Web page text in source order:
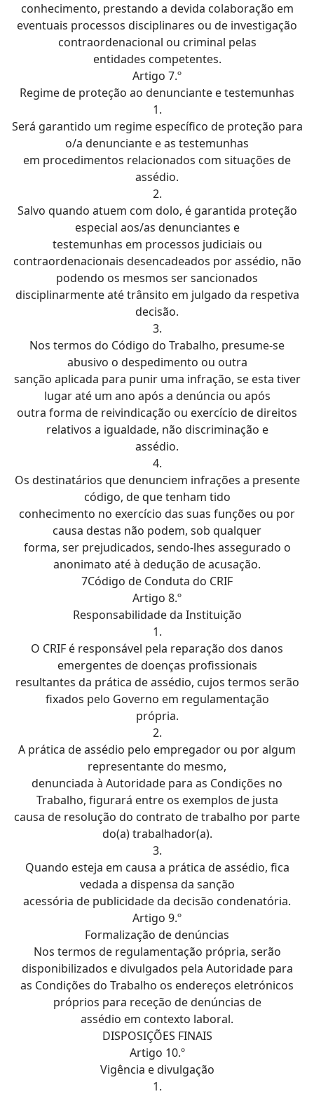
conhecimento, prestando a devida colaboração em
eventuais processos disciplinares ou de investigação
contraordenacional ou criminal pelas
entidades competentes.
Artigo 7.º
Regime de proteção ao denunciante e testemunhas
1.
Será garantido um regime específico de proteção para
o/a denunciante e as testemunhas
em procedimentos relacionados com situações de
assédio.
2.
Salvo quando atuem com dolo, é garantida proteção
especial aos/as denunciantes e
testemunhas em processos judiciais ou
contraordenacionais desencadeados por assédio, não
podendo os mesmos ser sancionados
disciplinarmente até trânsito em julgado da respetiva
decisão.
3.
Nos termos do Código do Trabalho, presume-se
abusivo o despedimento ou outra
sanção aplicada para punir uma infração, se esta tiver
lugar até um ano após a denúncia ou após
outra forma de reivindicação ou exercício de direitos
relativos a igualdade, não discriminação e
assédio.
4.
Os destinatários que denunciem infrações a presente
código, de que tenham tido
conhecimento no exercício das suas funções ou por
causa destas não podem, sob qualquer
forma, ser prejudicados, sendo-lhes assegurado o
anonimato até à dedução de acusação.
7Código de Conduta do CRIF
Artigo 8.º
Responsabilidade da Instituição
1.
O CRIF é responsável pela reparação dos danos
emergentes de doenças profissionais
resultantes da prática de assédio, cujos termos serão
fixados pelo Governo em regulamentação
própria.
2.
A prática de assédio pelo empregador ou por algum
representante do mesmo,
denunciada à Autoridade para as Condições no
Trabalho, figurará entre os exemplos de justa
causa de resolução do contrato de trabalho por parte
do(a) trabalhador(a).
3.
Quando esteja em causa a prática de assédio, fica
vedada a dispensa da sanção
acessória de publicidade da decisão condenatória.
Artigo 9.º
Formalização de denúncias
Nos termos de regulamentação própria, serão
disponibilizados e divulgados pela Autoridade para
as Condições do Trabalho os endereços eletrónicos
próprios para receção de denúncias de
assédio em contexto laboral.
DISPOSIÇÕES FINAIS
Artigo 10.º
Vigência e divulgação
1.